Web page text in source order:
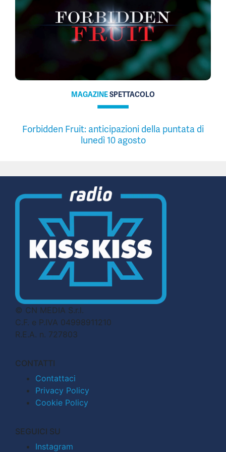
MAGAZINESPETTACOLO
Forbidden Fruit: anticipazioni della puntata di
lunedì 10 agosto
© CN MEDIA S.r.l.
C.F. e P.IVA 04998911210
R.E.A. n. 727803
CONTATTI
Contattaci
Privacy Policy
Cookie Policy
SEGUICI SU
Instagram